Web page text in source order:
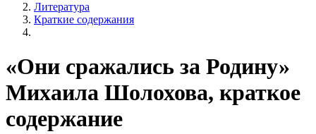
Литература
Краткие содержания
«Они сражались за Родину»
Михаила Шолохова, краткое
содержание